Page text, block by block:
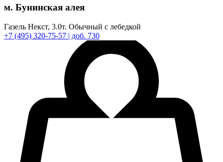
м. Бунинская алея
Газель Некст, 3.0т. Обычный с лебедкой
+7 (495) 320-75-57 | доб. 730